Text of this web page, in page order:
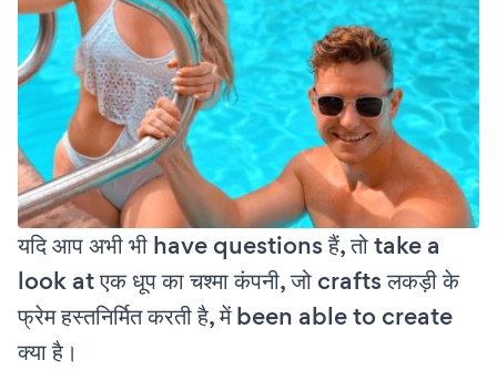
यदि आप अभी भी have questions हैं, तो take a
look at एक धूप का चश्मा कंपनी, जो crafts लकड़ी के
फ्रेम हस्तनिर्मित करती है, में been able to create
क्या है।